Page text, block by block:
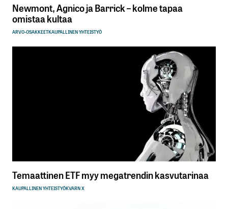
Newmont, Agnico ja Barrick – kolme tapaa
omistaa kultaa
ARVO-OSAKKEETKAUPALLINEN YHTEISTYÖ
Temaattinen ETF myy megatrendin kasvutarinaa
KAUPALLINEN YHTEISTYÖKVARN X